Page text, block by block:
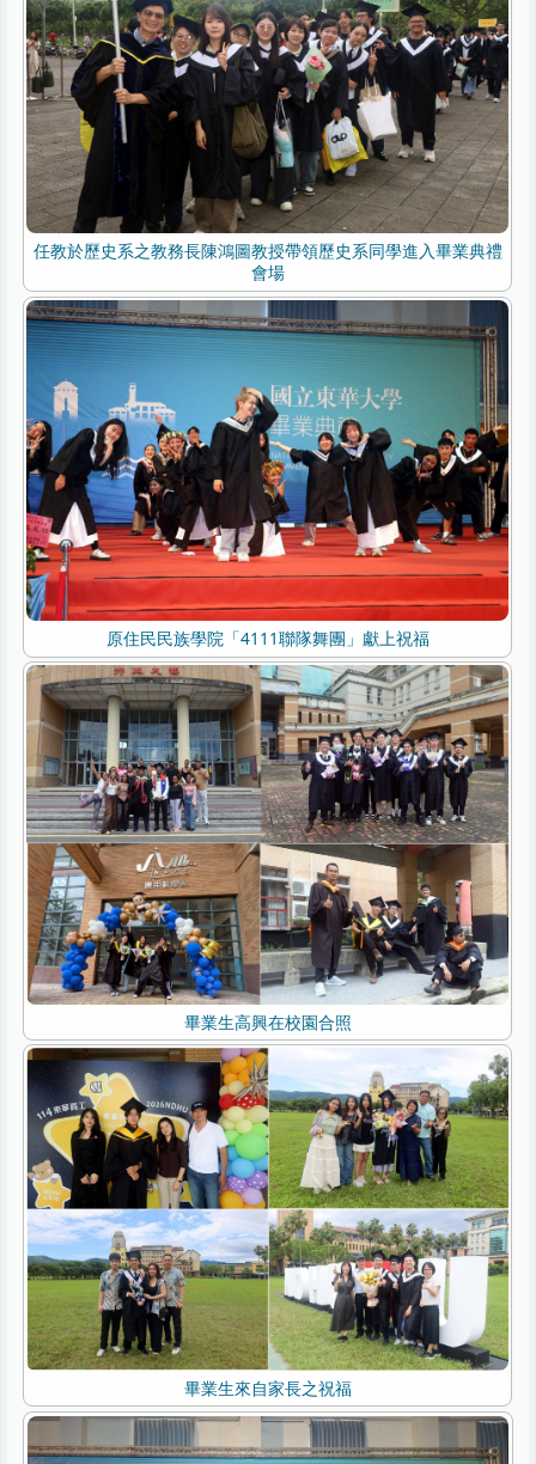
任教於歷史系之教務長陳鴻圖教授帶領歷史系同學進入畢業典禮
會場
原住民民族學院「4111聯隊舞團」獻上祝福
畢業生高興在校園合照
畢業生來自家長之祝福